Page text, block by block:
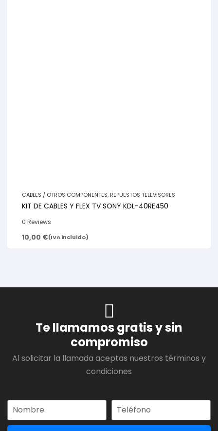
CABLES / OTROS COMPONENTES, REPUESTOS TELEVISORES
KIT DE CABLES Y FLEX TV SONY KDL-40RE450
0 Reviews
10,00 €(IVA incluido)
Te llamamos gratis y sin
compromiso
Al solicitar la llamada aceptas nuestros términos y
condiciones